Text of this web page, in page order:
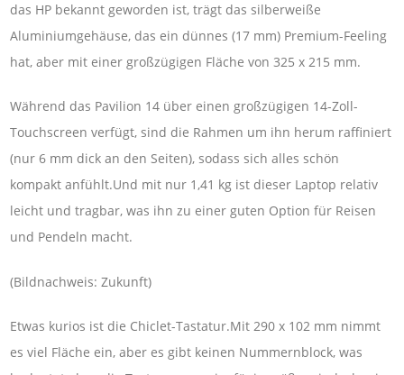
das HP bekannt geworden ist, trägt das silberweiße
Aluminiumgehäuse, das ein dünnes (17 mm) Premium-Feeling
hat, aber mit einer großzügigen Fläche von 325 x 215 mm.
Während das Pavilion 14 über einen großzügigen 14-Zoll-
Touchscreen verfügt, sind die Rahmen um ihn herum raffiniert
(nur 6 mm dick an den Seiten), sodass sich alles schön
kompakt anfühlt.Und mit nur 1,41 kg ist dieser Laptop relativ
leicht und tragbar, was ihn zu einer guten Option für Reisen
und Pendeln macht.
(Bildnachweis: Zukunft)
Etwas kurios ist die Chiclet-Tastatur.Mit 290 x 102 mm nimmt
es viel Fläche ein, aber es gibt keinen Nummernblock, was